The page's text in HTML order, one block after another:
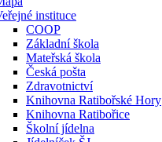
instituce
COOP
Základní škola
Mateřská škola
Česká pošta
Zdravotnictví
Knihovna Ratibořské Hory
Knihovna Ratibořice
Školní jídelna